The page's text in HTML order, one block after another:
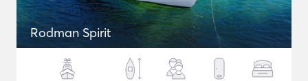
Rodman Spirit